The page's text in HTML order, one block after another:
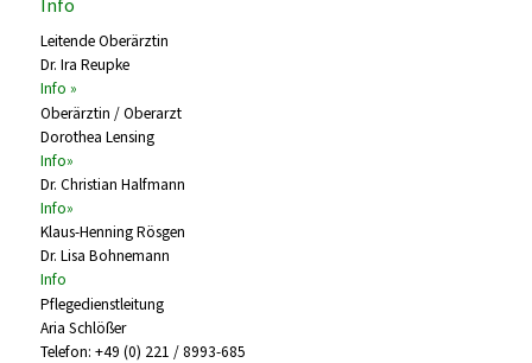
Info
Leitende Oberärztin
Dr. Ira Reupke
Info »
Oberärztin / Oberarzt
Dorothea Lensing
Info»
Dr. Christian Halfmann
Info»
Klaus-Henning Rösgen
Dr. Lisa Bohnemann
Info
Pflegedienstleitung
Aria Schlößer
Telefon: +49 (0) 221 / 8993-685